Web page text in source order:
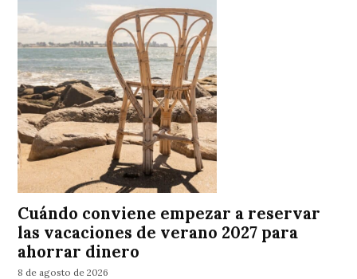
Cuándo conviene empezar a reservar
las vacaciones de verano 2027 para
ahorrar dinero
8 de agosto de 2026